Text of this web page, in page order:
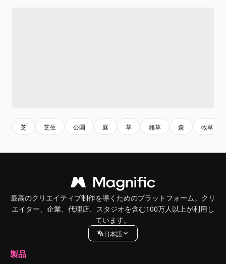
芝 芝生 公園 庭 草 雑草 森 牧草
最高のクリエイティブ制作を導くためのプラットフォーム。クリ
エイター、企業、代理店、スタジオを含む100万人以上が利用し
ています。
日本語
製品